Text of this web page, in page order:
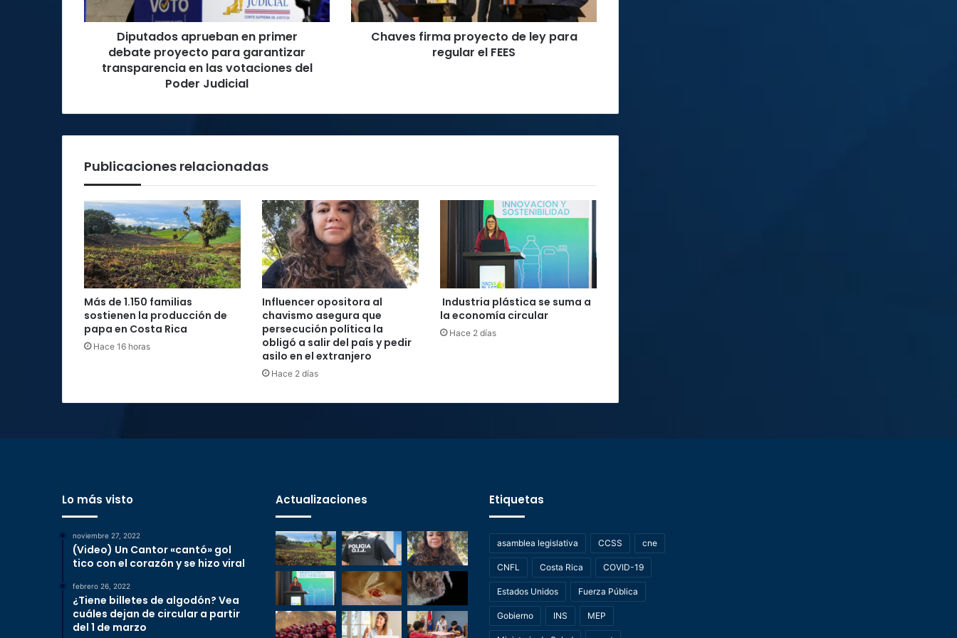
garantizar
transparencia
votaciones
Diputados aprueban en primer
debate proyecto para garantizar
transparencia en las votaciones del
Poder Judicial
el
FEES
Chaves firma proyecto de ley para
regular el FEES
Publicaciones relacionadas
Más de 1.150 familias
sostienen la producción de
papa en Costa Rica
Hace 16 horas
Influencer opositora al
chavismo asegura que
persecución política la
obligó a salir del país y pedir
asilo en el extranjero
Hace 2 días
Industria plástica se suma a
la economía circular
Hace 2 días
Lo más visto
noviembre 27, 2022
(Video) Un Cantor «cantó» gol
tico con el corazón y se hizo viral
febrero 26, 2022
¿Tiene billetes de algodón? Vea
cuáles dejan de circular a partir
del 1 de marzo
Actualizaciones Etiquetas
asamblea legislativa CCSS cne
CNFL Costa Rica COVID-19
Estados Unidos Fuerza Pública
Gobierno INS MEP